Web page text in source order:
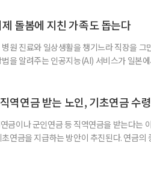
음식이나 남은 음식이 차지하는 비중은
돌봄에 지친 가족도 돕는다
원 진료와 일상생활을 챙기느라 직장을
법을 알려주는 인공지능(AI) 서비스가 일본
비스를 사용하면 직원은 이름을 밝히지 않
역연금 받는 노인, 기초연금 수
금이나 군인연금 등 직역연금을 받는다는
초연금을 지급하는 방안이 추진된다. 연금